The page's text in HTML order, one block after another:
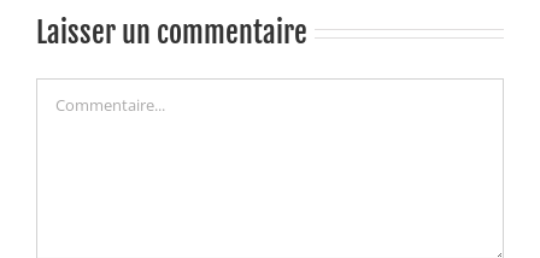
Laisser un commentaire